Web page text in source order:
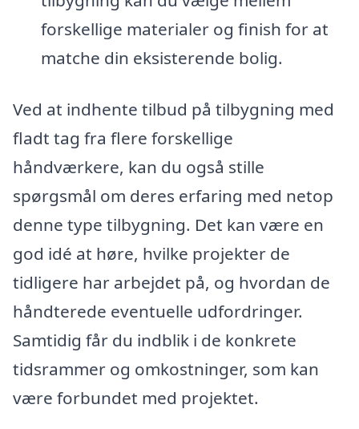
forskellige materialer og finish for at
matche din eksisterende bolig.
Ved at indhente tilbud på tilbygning med
fladt tag fra flere forskellige
håndværkere, kan du også stille
spørgsmål om deres erfaring med netop
denne type tilbygning. Det kan være en
god idé at høre, hvilke projekter de
tidligere har arbejdet på, og hvordan de
håndterede eventuelle udfordringer.
Samtidig får du indblik i de konkrete
tidsrammer og omkostninger, som kan
være forbundet med projektet.